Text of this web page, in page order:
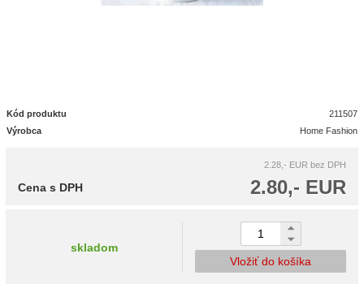
Kód produktu
211507
Výrobca
Home Fashion
2.28,- EUR bez DPH
2.80,- EUR
Cena s DPH
skladom
Vložiť do košíka